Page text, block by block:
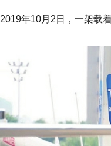
2019年10月2日，一架载